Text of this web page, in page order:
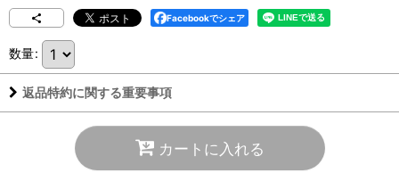
Facebookでシェア
数量:
返品特約に関する重要事項
カートに入れる